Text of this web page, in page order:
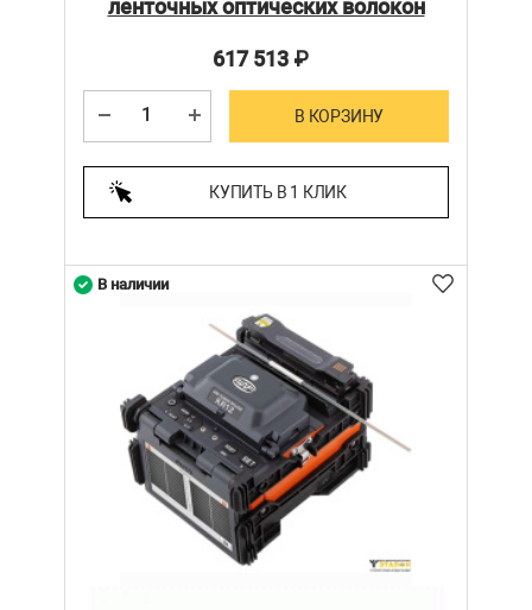
ленточных оптических волокон
617 513₽
В КОРЗИНУ
КУПИТЬ В 1 КЛИК
В наличии